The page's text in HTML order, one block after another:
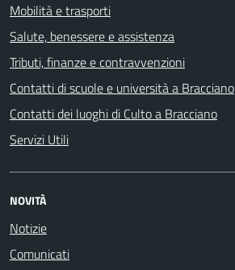
Mobilità e trasporti
Salute, benessere e assistenza
Tributi, finanze e contravvenzioni
Contatti di scuole e università a Bracciano
Contatti dei luoghi di Culto a Bracciano
Servizi Utili
NOVITÀ
Notizie
Comunicati